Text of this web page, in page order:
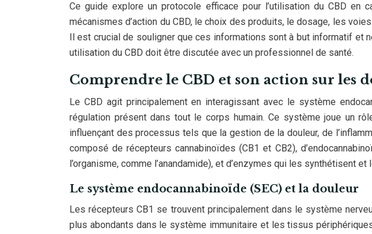
Ce guide explore un protocole efficace pour l’utilisation du CBD en
mécanismes d’action du CBD, le choix des produits, le dosage, les
Il est crucial de souligner que ces informations sont à but informatif et
utilisation du CBD doit être discutée avec un professionnel de santé.
Comprendre le CBD et son action sur les
Le CBD agit principalement en interagissant avec le système
régulation présent dans tout le corps humain. Ce système joue un
influençant des processus tels que la gestion de la douleur, de
composé de récepteurs cannabinoïdes (CB1 et CB2),
l’organisme, comme l’anandamide), et d’enzymes qui les synthétisent et
Le système endocannabinoïde (SEC) et la douleur
Les récepteurs CB1 se trouvent principalement dans le système
plus abondants dans le système immunitaire et les tissus